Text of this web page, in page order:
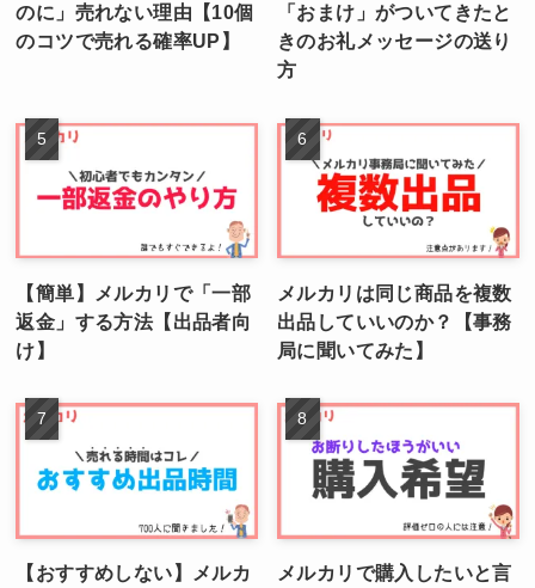
のに」売れない理由【10個
のコツで売れる確率UP】
「おまけ」がついてきたと
きのお礼メッセージの送り
方
【簡単】メルカリで「一部
返金」する方法【出品者向
け】
メルカリは同じ商品を複数
出品していいのか？【事務
局に聞いてみた】
【おすすめしない】メルカ
メルカリで購入したいと言